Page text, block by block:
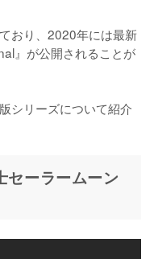
おり、2020年には最新
』が公開されることが
シリーズについて紹介
セーラームーン